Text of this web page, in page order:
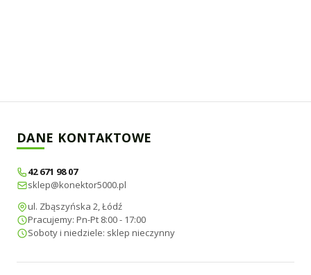
DANE KONTAKTOWE
42 671 98 07
sklep@konektor5000.pl
ul. Zbąszyńska 2, Łódź
Pracujemy: Pn-Pt 8:00 - 17:00
Soboty i niedziele: sklep nieczynny